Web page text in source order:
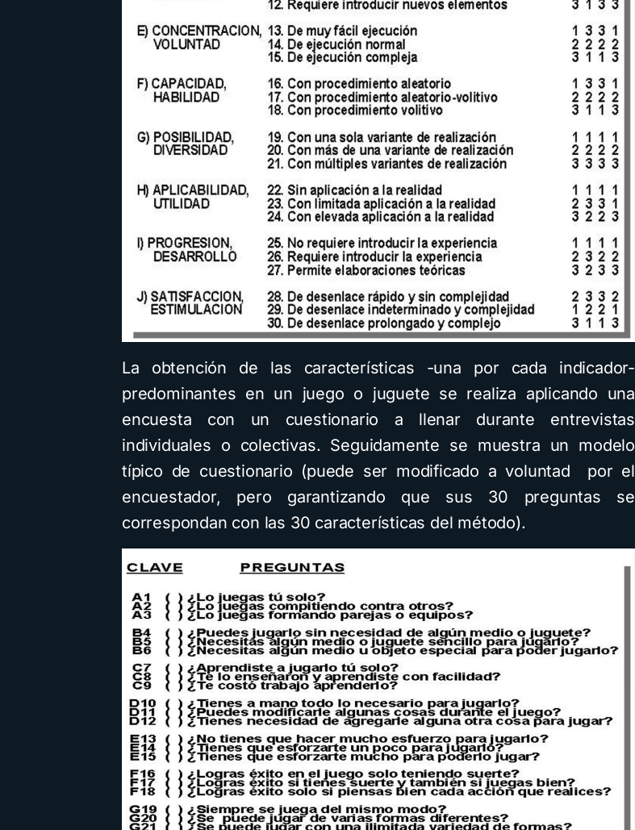
La obtención de las características -una por cada indicador-
predominantes en un juego o juguete se realiza aplicando una
encuesta con un cuestionario a llenar durante entrevistas
individuales o colectivas. Seguidamente se muestra un modelo
típico de cuestionario (puede ser modificado a voluntad por el
encuestador, pero garantizando que sus 30 preguntas se
correspondan con las 30 características del método).